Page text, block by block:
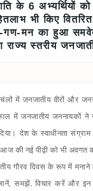
के 6 अभ्यर्थियों
भी किए वितरित
गण-मन का हुआ
स्तरीय
में जनजातीय वीरों और
में जनजातीय जननायकों ने
देश के स्वाधीनता
की नई पीढ़ी को भी अवगत
गौरव दिवस के रूप में मनाने
,समझें,विचार करें और इन